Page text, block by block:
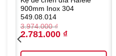
900mm Inox 304
549.08.014
3.974.000₫
Original
price
was:
3.974.000 ₫.
2.781.000 ₫Current
price
2.781.000 ₫.